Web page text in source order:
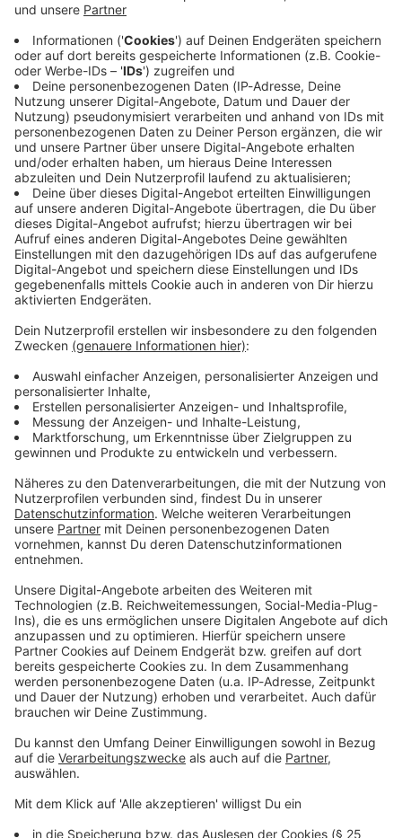
Immer auf dem Laufenden
bleiben!
Verpass' nichts mehr - mit unserem kostenlosen
ANTENNE BAYERN Newsletter. Ob Nachrichten,
Lifestyle oder unsere neuesten Aktionen - wir
informieren dich.
Zum Newsletter anmelden
Du möchtest uns etwas sagen?
Studio Hotline
Kontaktformular
Sprachnachricht
© dpa-infocom, dpa:260520-930-105305/2